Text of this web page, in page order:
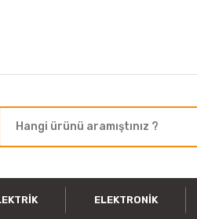
ELEKTRONIK